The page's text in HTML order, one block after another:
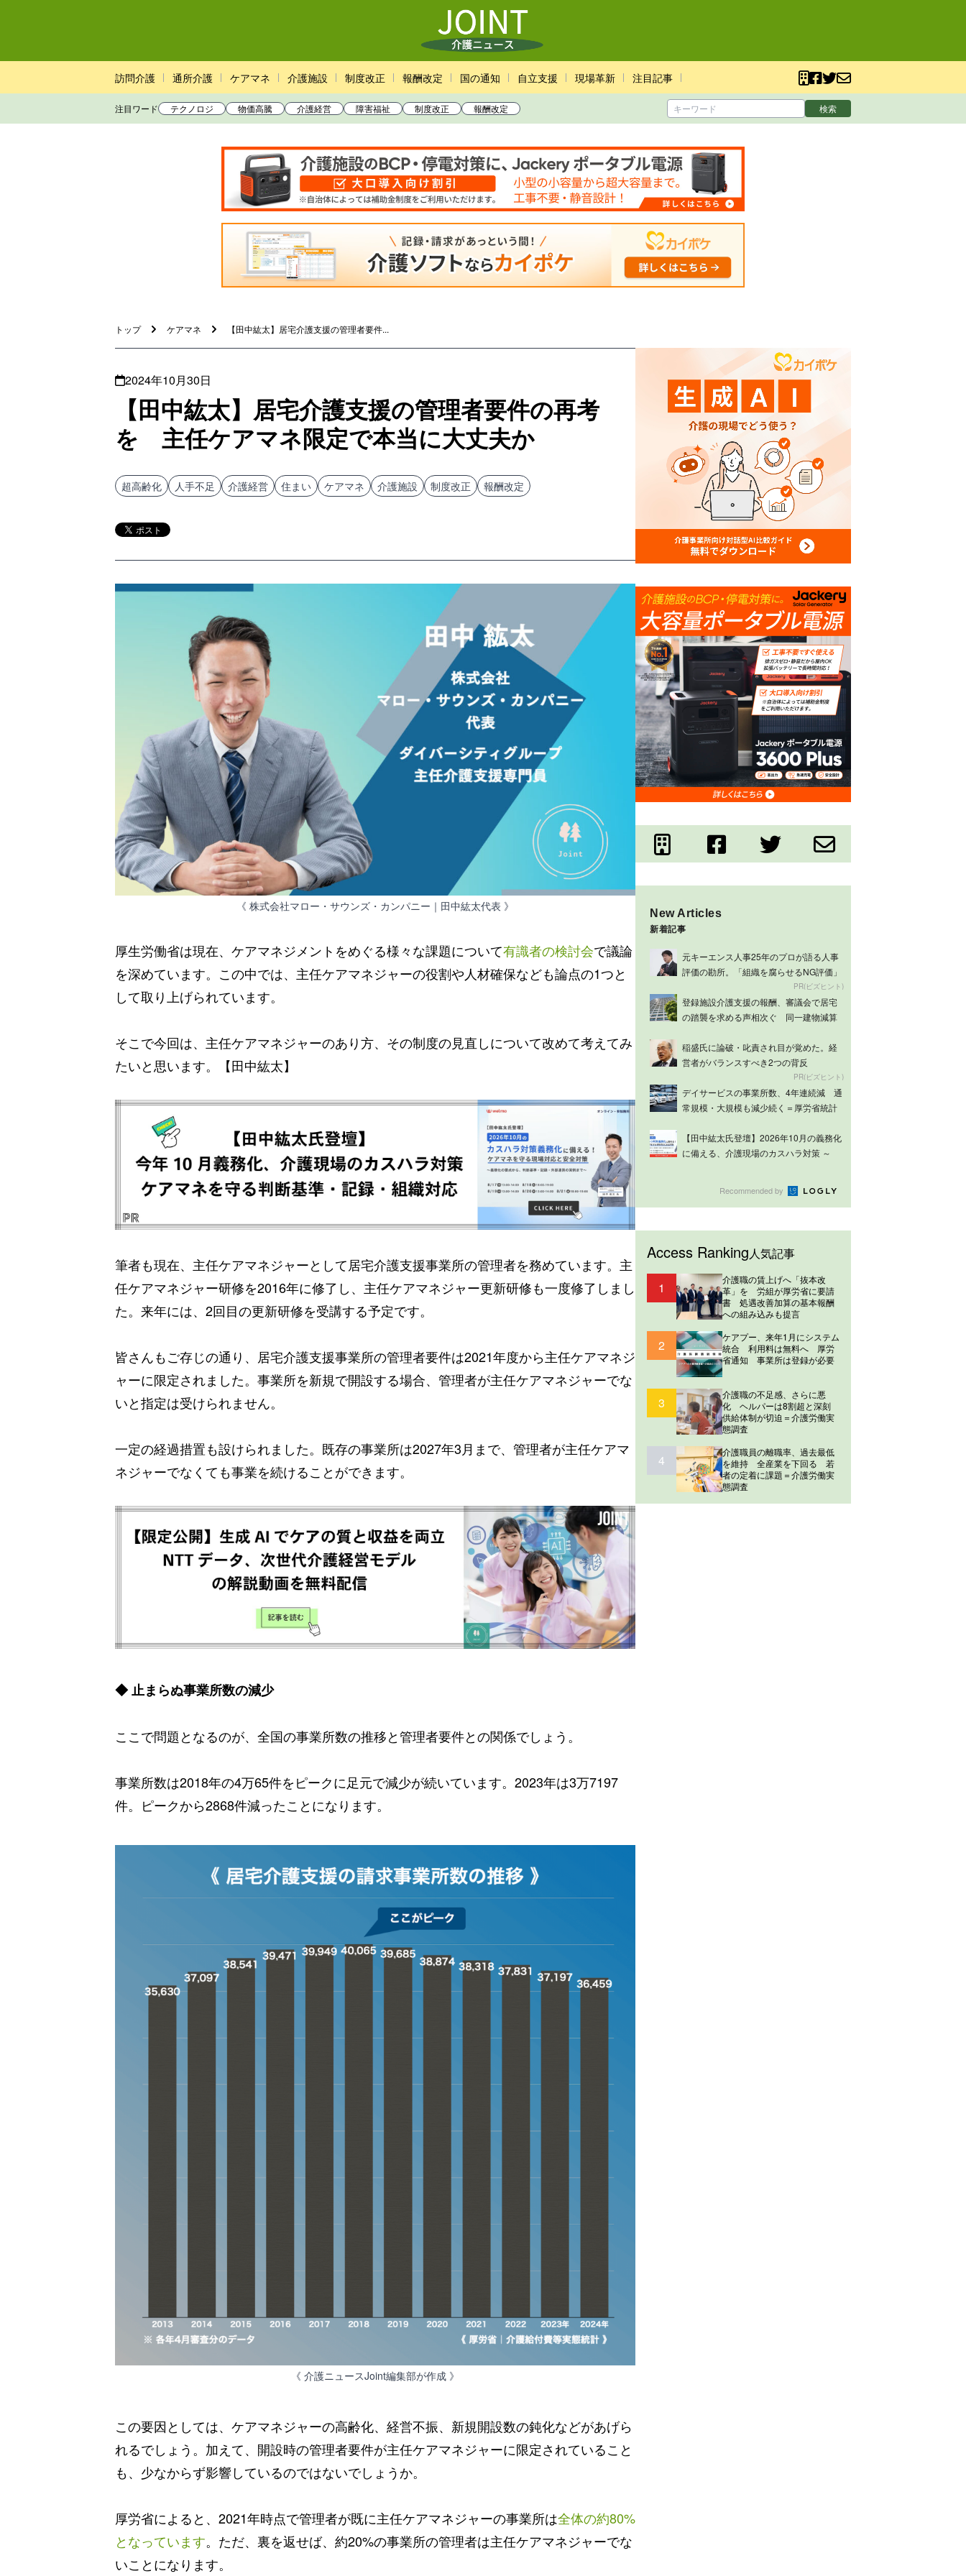
訪問介護 通所介護 ケアマネ 介護施設 制度改正 報酬改定 国の通知 自立支援 現場革新 注目記事
注目ワード テクノロジ 物価高騰 介護経営 障害福祉 制度改正 報酬改定 検索
トップ ケアマネ 【田中紘太】居宅介護支援の管理者要件...
2024年10月30日
【田中紘太】居宅介護支援の管理者要件の再考
を 主任ケアマネ限定で本当に大丈夫か
超高齢化 人手不足 介護経営 住まい ケアマネ 介護施設 制度改正 報酬改定
《 株式会社マロー・サウンズ・カンパニー｜田中紘太代表 》
厚生労働省は現在、ケアマネジメントをめぐる様々な課題について有識者の検討会で議論
を深めています。この中では、主任ケアマネジャーの役割や人材確保なども論点の1つと
して取り上げられています。
そこで今回は、主任ケアマネジャーのあり方、その制度の見直しについて改めて考えてみ
たいと思います。【田中紘太】
筆者も現在、主任ケアマネジャーとして居宅介護支援事業所の管理者を務めています。主
任ケアマネジャー研修を2016年に修了し、主任ケアマネジャー更新研修も一度修了しまし
た。来年には、2回目の更新研修を受講する予定です。
皆さんもご存じの通り、居宅介護支援事業所の管理者要件は2021年度から主任ケアマネジ
ャーに限定されました。事業所を新規で開設する場合、管理者が主任ケアマネジャーでな
いと指定は受けられません。
一定の経過措置も設けられました。既存の事業所は2027年3月まで、管理者が主任ケアマ
ネジャーでなくても事業を続けることができます。
◆ 止まらぬ事業所数の減少
ここで問題となるのが、全国の事業所数の推移と管理者要件との関係でしょう。
事業所数は2018年の4万65件をピークに足元で減少が続いています。2023年は3万7197
件。ピークから2868件減ったことになります。
《 介護ニュースJoint編集部が作成 》
この要因としては、ケアマネジャーの高齢化、経営不振、新規開設数の鈍化などがあげら
れるでしょう。加えて、開設時の管理者要件が主任ケアマネジャーに限定されていること
も、少なからず影響しているのではないでしょうか。
厚労省によると、2021年時点で管理者が既に主任ケアマネジャーの事業所は全体の約80%
となっています。ただ、裏を返せば、約20%の事業所の管理者は主任ケアマネジャーでな
いことになります。
New Articles
新着記事
元キーエンス人事25年のプロが語る人事
評価の勘所。「組織を腐らせるNG評価」
PR(ビズヒント)
登録施設介護支援の報酬、審議会で居宅
の踏襲を求める声相次ぐ 同一建物減算
稲盛氏に論破・叱責され目が覚めた。経
営者がバランスすべき2つの背反
PR(ビズヒント)
デイサービスの事業所数、4年連続減 通
常規模・大規模も減少続く＝厚労省統計
【田中紘太氏登壇】2026年10月の義務化
に備える、介護現場のカスハラ対策 ～
Recommended by
Access Ranking人気記事
1
介護職の賃上げへ「抜本改
革」を 労組が厚労省に要請
書 処遇改善加算の基本報酬
への組み込みも提言
2
ケアプー、来年1月にシステム
統合 利用料は無料へ 厚労
省通知 事業所は登録が必要
3
介護職の不足感、さらに悪
化 ヘルパーは8割超と深刻
供給体制が切迫＝介護労働実
態調査
4
介護職員の離職率、過去最低
を維持 全産業を下回る 若
者の定着に課題＝介護労働実
態調査